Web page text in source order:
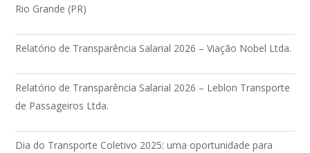
Rio Grande (PR)
Relatório de Transparência Salarial 2026 – Viação Nobel Ltda.
Relatório de Transparência Salarial 2026 – Leblon Transporte
de Passageiros Ltda.
Dia do Transporte Coletivo 2025: uma oportunidade para